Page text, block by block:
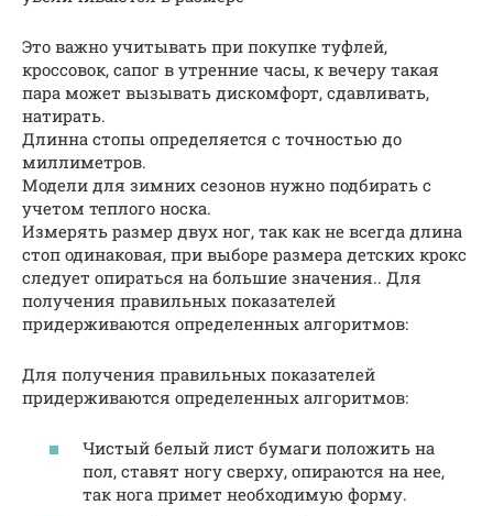
Это важно учитывать при покупке туфлей,
кроссовок, сапог в утренние часы, к вечеру такая
пара может вызывать дискомфорт, сдавливать,
натирать.
Длинна стопы определяется с точностью до
миллиметров.
Модели для зимних сезонов нужно подбирать с
учетом теплого носка.
Измерять размер двух ног, так как не всегда длина
стоп одинаковая, при выборе размера детских крокс
следует опираться на большие значения.. Для
получения правильных показателей
придерживаются определенных алгоритмов:
Для получения правильных показателей
придерживаются определенных алгоритмов:
Чистый белый лист бумаги положить на
пол, ставят ногу сверху, опираются на нее,
так нога примет необходимую форму.